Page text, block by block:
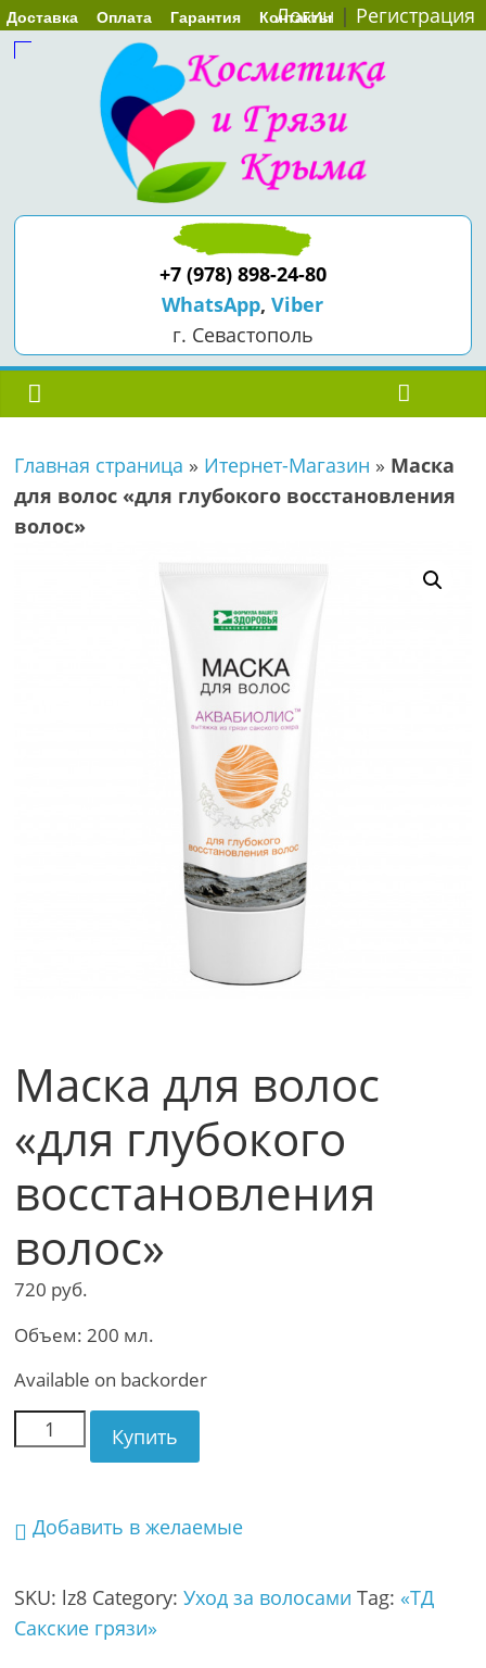
Доставка Оплата Гарантия Контакты
Логин | Регистрация
+7 (978) 898-24-80
WhatsApp,Viber
г. Севастополь
Главная страница » Итернет-Магазин » Маска
для волос «для глубокого восстановления
волос»
Маска для волос
«для глубокого
восстановления
волос»
720 руб.
Объем: 200 мл.
Available on backorder
Купить
Добавить в желаемые
SKU: lz8 Category:Уход за волосами Tag:«ТД
Сакские грязи»